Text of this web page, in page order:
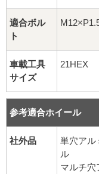
ロング球面ナッ
貫通ナット
袋ナット
ロング袋ナット
ショート袋ナッ
適合ボル
ト
車載工具
サイズ
21HEX
参考適合ホイール
社外品
単穴アル
ル
マルチ穴